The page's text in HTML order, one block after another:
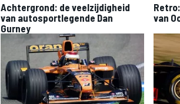
Achtergrond: de veelzijdigheid
van autosportlegende Dan
Gurney
van